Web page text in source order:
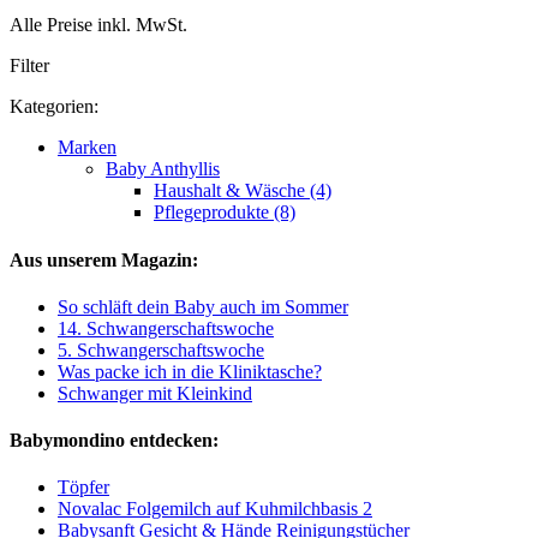
Alle Preise inkl. MwSt.
Filter
Kategorien:
Marken
Baby Anthyllis
Haushalt & Wäsche (4)
Pflegeprodukte (8)
Aus unserem Magazin:
So schläft dein Baby auch im Sommer
14. Schwangerschaftswoche
5. Schwangerschaftswoche
Was packe ich in die Kliniktasche?
Schwanger mit Kleinkind
Babymondino entdecken:
Töpfer
Novalac Folgemilch auf Kuhmilchbasis 2
Babysanft Gesicht & Hände Reinigungstücher